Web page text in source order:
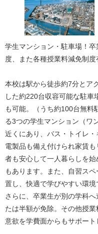
学生マンション・駐車場！
度、また各種授業料減免制度
本校は駅から徒歩約7分とア
した約220台収容可能な駐車
も可能。（うち約100台無料
る3つの学生マンション（ワ
近くにあり、バス・トイレ
電製品も備え付けられ家賃
者も安心して一人暮らしを
もあります。また、自習ス
置し、快適で学びやすい環境
さらに、卒業生が別の学科
たは半額が免除。その他授
意欲を学費面からもサポート